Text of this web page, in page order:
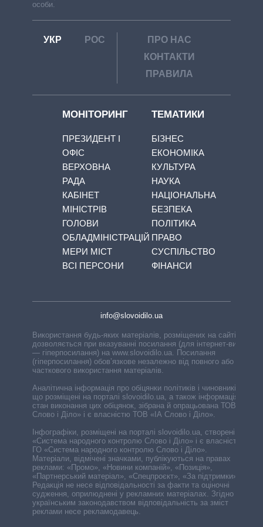
особи.
УКР РОС
ПРО НАС
КОНТАКТИ
ПРАВИЛА
МОНІТОРИНГ
ПРЕЗИДЕНТ І
ОФІС
ВЕРХОВНА
РАДА
КАБІНЕТ
МІНІСТРІВ
ГОЛОВИ
ОБЛАДМІНІСТРАЦІЙ
МЕРИ МІСТ
ВСІ ПЕРСОНИ
ТЕМАТИКИ
БІЗНЕС
ЕКОНОМІКА
КУЛЬТУРА
НАУКА
НАЦІОНАЛЬНА
БЕЗПЕКА
ПОЛІТИКА
ПРАВО
СУСПІЛЬСТВО
ФІНАНСИ
info@slovoidilo.ua
Використання будь-яких матеріалів, розміщених на сайті,
дозволяється при вказуванні посилання (для інтернет-видань
— гіперпосилання) на www.slovoidilo.ua. Посилання
(гіперпосилання) обов’язкове незалежно від повного або
часткового використання матеріалів.
Аналітична інформація про обіцянки політиків і чиновників,
що розміщені на порталі slovoidilo.ua, а також інформація про
стан виконання цих обіцянок, зібрана й опрацьована ТОВ «ІА
Слово і Діло» і є власністю ТОВ «ІА Слово і Діло».
Інфографіки, розміщені на порталі slovoidilo.ua, створені ГО
«Система народного контролю Слово і Діло» і є власністю
ГО «Система народного контролю Слово і Діло».
Матеріали, відмічені значками, публікуються на правах
реклами: «Промо», «Новини компаній», «Позиція»,
«Партнерський матеріал», «Спецпроєкт», «За підтримки».
Редакція не несе відповідальності за факти та оціночні
судження, оприлюднені у рекламних матеріалах. Згідно з
українським законодавством відповідальність за зміст
реклами несе рекламодавець.